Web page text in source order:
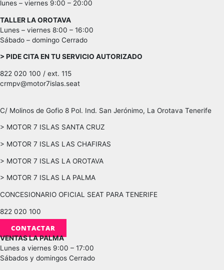
lunes – viernes 9:00 – 20:00
TALLER LA OROTAVA
Lunes – viernes 8:00 – 16:00
Sábado – domingo Cerrado
> PIDE CITA EN TU SERVICIO AUTORIZADO
822 020 100 / ext. 115
crmpv@motor7islas.seat
C/ Molinos de Gofio 8 Pol. Ind. San Jerónimo, La Orotava Tenerife
> MOTOR 7 ISLAS SANTA CRUZ
> MOTOR 7 ISLAS LAS CHAFIRAS
> MOTOR 7 ISLAS LA OROTAVA
> MOTOR 7 ISLAS LA PALMA
CONCESIONARIO OFICIAL SEAT PARA TENERIFE
822 020 100
CONTACTAR
VENTAS LA PALMA
Lunes a viernes 9:00 – 17:00
Sábados y domingos Cerrado